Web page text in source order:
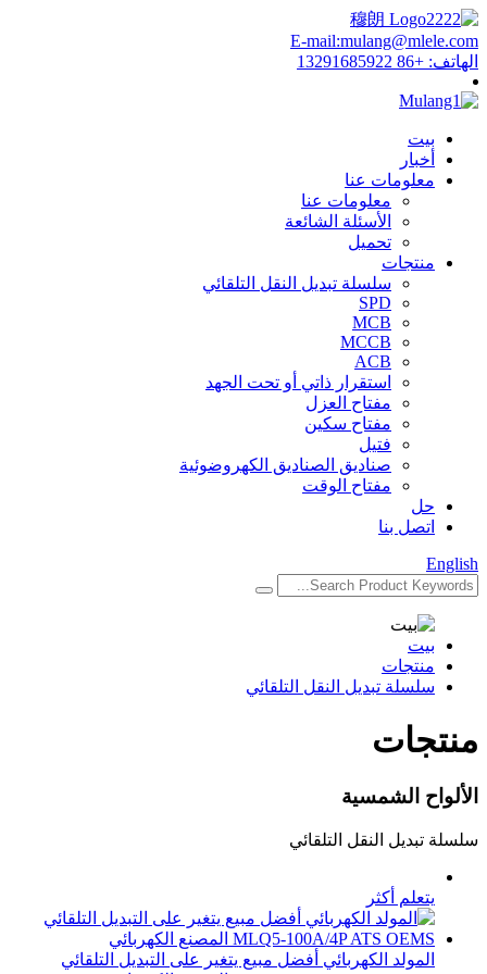
E-mail:mulang@mlele.com
الهاتف: +86 13291685922
بيت
أخبار
معلومات عنا
معلومات عنا
الأسئلة الشائعة
تحميل
منتجات
سلسلة تبديل النقل التلقائي
SPD
MCB
MCCB
ACB
استقرار ذاتي أو تحت الجهد
مفتاح العزل
مفتاح سكين
فتيل
صناديق الصناديق الكهروضوئية
مفتاح الوقت
حل
اتصل بنا
English
بيت
منتجات
سلسلة تبديل النقل التلقائي
منتجات
الألواح الشمسية
سلسلة تبديل النقل التلقائي
يتعلم أكثر
المولد الكهربائي أفضل مبيع يتغير على التبديل التلقائي